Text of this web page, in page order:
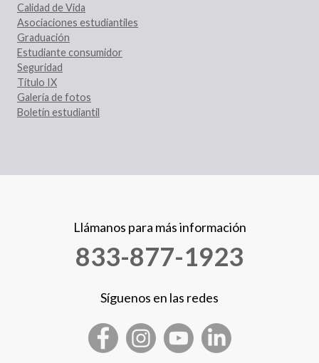
Calidad de Vida
Asociaciones estudiantiles
Graduación
Estudiante consumidor
Seguridad
Título IX
Galería de fotos
Boletín estudiantil
Llámanos para más información
833-877-1923
Síguenos en las redes